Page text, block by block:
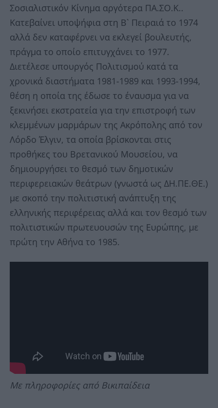
Σοσιαλιστικόν Κίνημα αργότερα ΠΑ.ΣΟ.Κ..
Κατεβαίνει υποψήφια στη Β` Πειραιά το 1974
αλλά δεν καταφέρνει να εκλεγεί βουλευτής,
πράγμα το οποίο επιτυγχάνει το 1977.
Διετέλεσε υπουργός Πολιτισμού κατά τα
χρονικά διαστήματα 1981-1989 και 1993-1994,
θέση η οποία της έδωσε το έναυσμα για να
ξεκινήσει εκστρατεία για την επιστροφή των
κλεμμένων μαρμάρων της Ακρόπολης από τον
Λόρδο Έλγιν, τα οποία βρίσκονται στις
προθήκες του Βρετανικού Μουσείου, να
δημιουργήσει το θεσμό των δημοτικών
περιφερειακών θεάτρων (γνωστά ως ΔΗ.ΠΕ.ΘΕ.)
με σκοπό την πολιτιστική ανάπτυξη της
ελληνικής περιφέρειας αλλά και τον θεσμό των
πολιτιστικών πρωτευουσών της Ευρώπης, με
πρώτη την Αθήνα το 1985.
Με πληροφορίες από Βικιπαίδεια